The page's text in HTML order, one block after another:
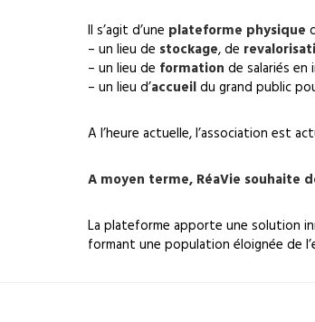
Il s’agit d’une plateforme physique
– un lieu de stockage, de
– un lieu de formation de salariés
– un lieu d’accueildu grand public
A l’heure actuelle, l’association est
A moyen terme, RéaVie souhaite
La plateforme apporte une solution
formant une population éloignée de